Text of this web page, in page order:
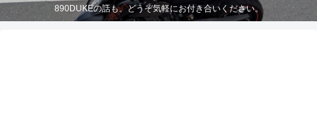
890DUKEの話も。どうぞ気軽にお付き合いください。